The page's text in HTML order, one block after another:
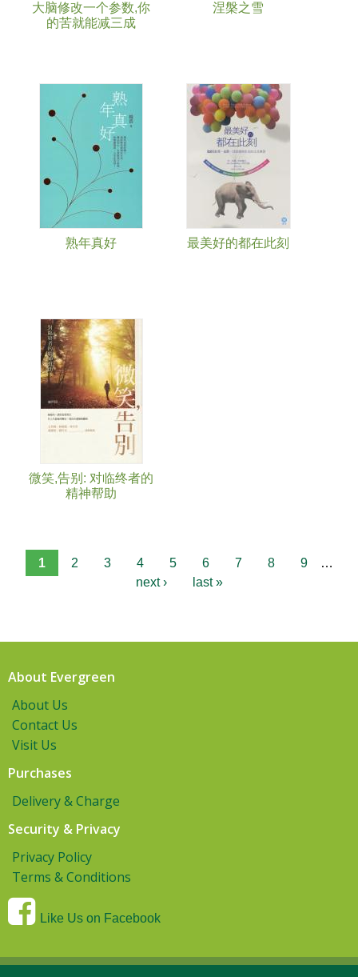
大脑修改一个参数,你
的苦就能减三成
涅槃之雪
熟年真好 最美好的都在此刻
微笑,告别: 对临终者的
精神帮助
1 2 3 4 5 6 7 8 9
…
next ›
last »
About Evergreen
About Us
Contact Us
Visit Us
Purchases
Delivery & Charge
Security & Privacy
Privacy Policy
Terms & Conditions
Like Us on Facebook